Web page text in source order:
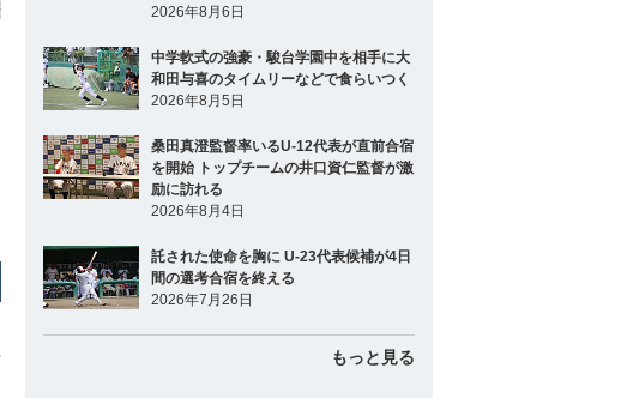
2026年8月6日
中学軟式の強豪・駿台学園中を相手に大
和田与喜のタイムリーなどで食らいつく
2026年8月5日
桑田真澄監督率いるU-12代表が直前合宿
を開始 トップチームの井口資仁監督が激
励に訪れる
2026年8月4日
託された使命を胸に U-23代表候補が4日
間の選考合宿を終える
2026年7月26日
もっと見る